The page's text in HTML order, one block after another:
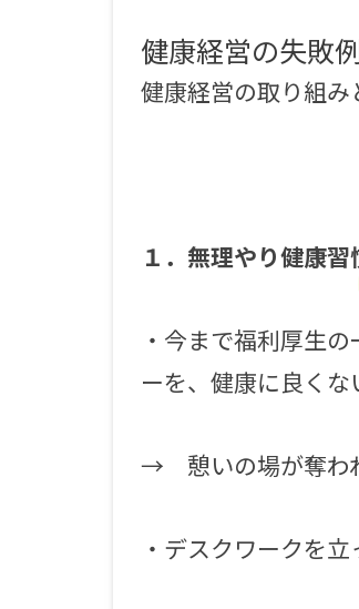
健康経営の失敗
健康経営の取り組み
１．無理やり健康習
・今まで福利厚生
ーを、健康に良くな
→ 憩いの場が奪わ
・デスクワークを